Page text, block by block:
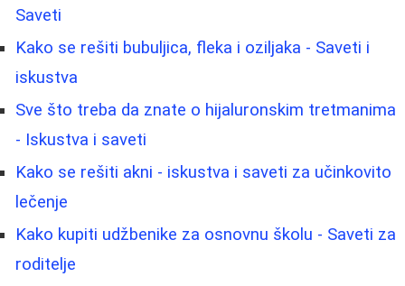
Saveti
Kako se rešiti bubuljica, fleka i oziljaka - Saveti i
iskustva
Sve što treba da znate o hijaluronskim tretmanima
- Iskustva i saveti
Kako se rešiti akni - iskustva i saveti za učinkovito
lečenje
Kako kupiti udžbenike za osnovnu školu - Saveti za
roditelje